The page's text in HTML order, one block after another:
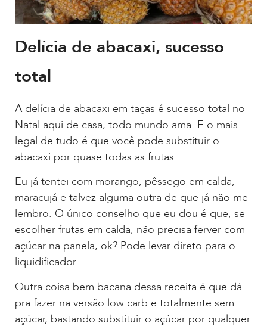
Delícia de abacaxi, sucesso
total
A delícia de abacaxi em taças é sucesso total no
Natal aqui de casa, todo mundo ama. E o mais
legal de tudo é que você pode substituir o
abacaxi por quase todas as frutas.
Eu já tentei com morango, pêssego em calda,
maracujá e talvez alguma outra de que já não me
lembro. O único conselho que eu dou é que, se
escolher frutas em calda, não precisa ferver com
açúcar na panela, ok? Pode levar direto para o
liquidificador.
Outra coisa bem bacana dessa receita é que dá
pra fazer na versão low carb e totalmente sem
açúcar, bastando substituir o açúcar por qualquer